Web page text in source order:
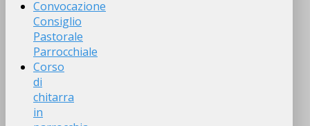
Convocazione
Consiglio
Pastorale
Parrocchiale
Corso
di
chitarra
in